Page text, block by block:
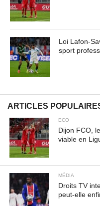
Loi Lafon-
sport
ARTICLES
ECO
Dijon FCO,
viable en
MÉDIA
Droits TV
peut-elle